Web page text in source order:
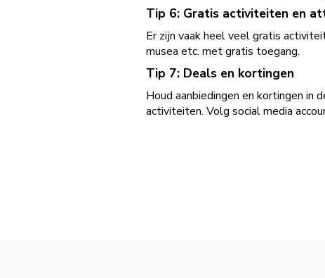
Tip 6: Gratis activiteiten en
Er zijn vaak heel veel gratis
musea etc. met gratis toegang.
Tip 7: Deals en kortingen
Houd aanbiedingen en kortingen in
activiteiten. Volg social media